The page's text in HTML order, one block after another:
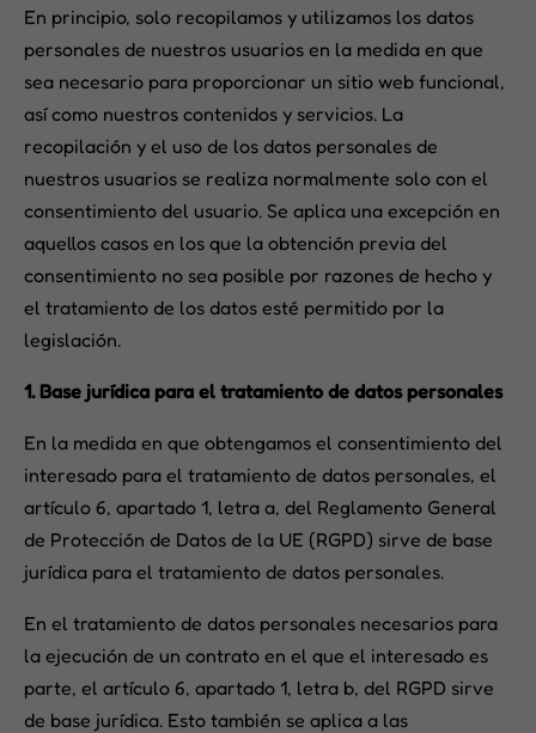
En principio, solo recopilamos y utilizamos los datos
personales de nuestros usuarios en la medida en que
sea necesario para proporcionar un sitio web funcional,
así como nuestros contenidos y servicios. La
recopilación y el uso de los datos personales de
nuestros usuarios se realiza normalmente solo con el
consentimiento del usuario. Se aplica una excepción en
aquellos casos en los que la obtención previa del
consentimiento no sea posible por razones de hecho y
el tratamiento de los datos esté permitido por la
legislación.
1.Base jurídica para el tratamiento de datos personales
En la medida en que obtengamos el consentimiento del
interesado para el tratamiento de datos personales, el
artículo 6, apartado 1, letra a, del Reglamento General
de Protección de Datos de la UE (RGPD) sirve de base
jurídica para el tratamiento de datos personales.
En el tratamiento de datos personales necesarios para
la ejecución de un contrato en el que el interesado es
parte, el artículo 6, apartado 1, letra b, del RGPD sirve
de base jurídica. Esto también se aplica a las